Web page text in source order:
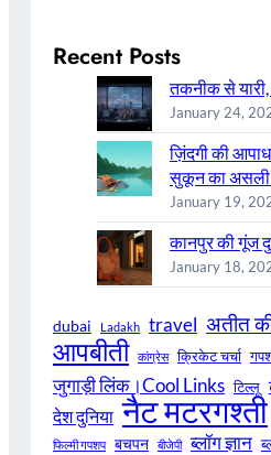
Recent Posts
तकनीक से यारी,
January 24,
ज़िंदगी की
सुकून का
January 19,
कानपुर की गूंज
January 18,
dubai Ladakh travel अतीत
आपबीती कांग्रेस क्रिकेट चर्चा
जुगाड़ी लिंक।Cool Links टिल्लू
देश दुनिया नैट मटरगश्ती
फिल्मी गपशप बचपन बीजेपी ब्लॉग ज्ञान